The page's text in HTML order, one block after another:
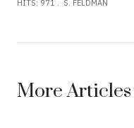
HITS: 971 S. FELDMAN
More